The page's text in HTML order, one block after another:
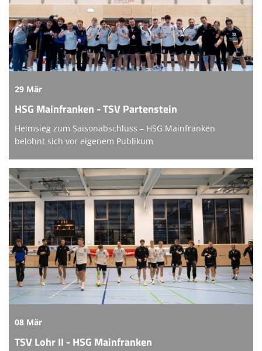
29 Mär
HSG Mainfranken - TSV Partenstein
Heimsieg zum Saisonabschluss – HSG Mainfranken
belohnt sich vor eigenem Publikum
08 Mär
TSV Lohr II - HSG Mainfranken